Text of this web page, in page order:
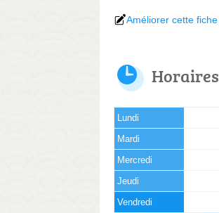
Améliorer cette fiche
Horaires
Lundi
Mardi
Mercredi
Jeudi
Vendredi